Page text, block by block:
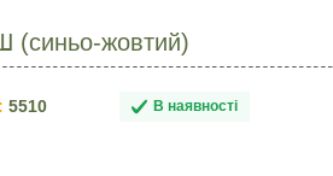
(синьо-жовтий)
5510 В наявності